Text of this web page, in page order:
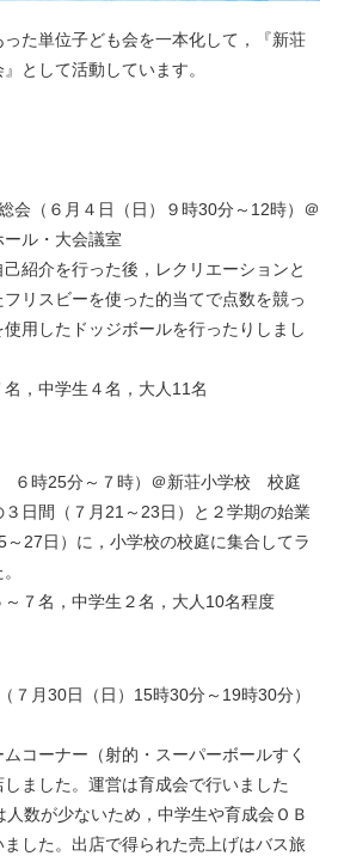
た単位子ども会を一本化して，『新荘
として活動しています。
会（６月４日（日）９時30分～12時）＠
ル・大会議室
紹介を行った後，レクリエーションと
リスビーを使った的当てで点数を競っ
用したドッジボールを行ったりしまし
中学生４名，大人11名
６時25分～７時）＠新荘小学校 校庭
日間（７月21～23日）と２学期の始業
27日）に，小学校の校庭に集合してラ
名，中学生２名，大人10名程度
７月30日（日）15時30分～19時30分）
コーナー（射的・スーパーボールすく
ました。運営は育成会で行いました
数が少ないため，中学生や育成会ＯＢ
した。出店で得られた売上げはバス旅